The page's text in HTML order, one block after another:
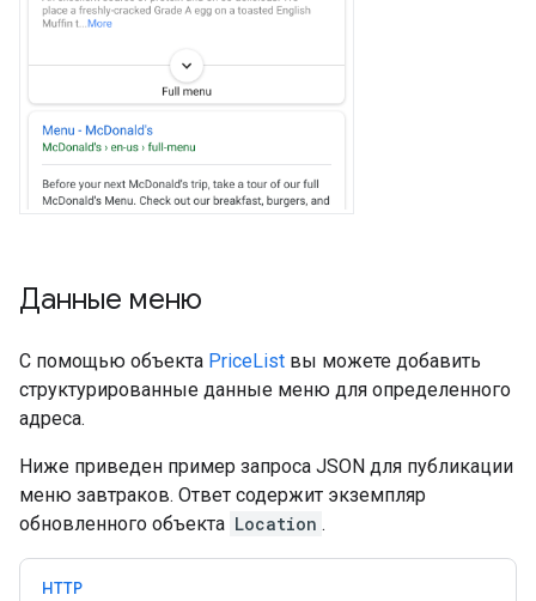
Данные меню
С помощью объекта PriceList вы можете добавить
структурированные данные меню для определенного
адреса.
Ниже приведен пример запроса JSON для публикации
меню завтраков. Ответ содержит экземпляр
обновленного объекта Location .
HTTP